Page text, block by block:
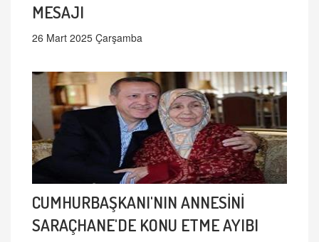
MESAJI
26 Mart 2025 Çarşamba
CUMHURBAŞKANI'NIN ANNESİNİ
SARAÇHANE'DE KONU ETME AYIBI